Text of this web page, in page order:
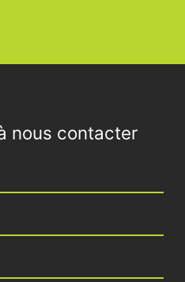
nous contacter